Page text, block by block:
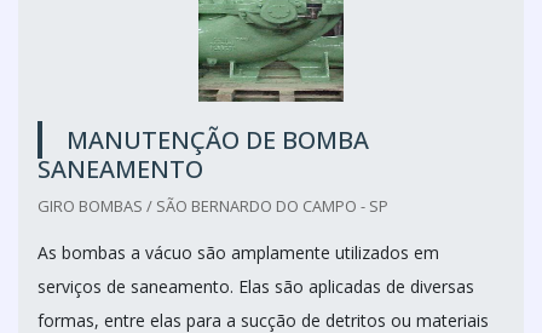
MANUTENÇÃO DE BOMBA
SANEAMENTO
GIRO BOMBAS / SÃO BERNARDO DO CAMPO - SP
As bombas a vácuo são amplamente utilizados em
serviços de saneamento. Elas são aplicadas de diversas
formas, entre elas para a sucção de detritos ou materiais